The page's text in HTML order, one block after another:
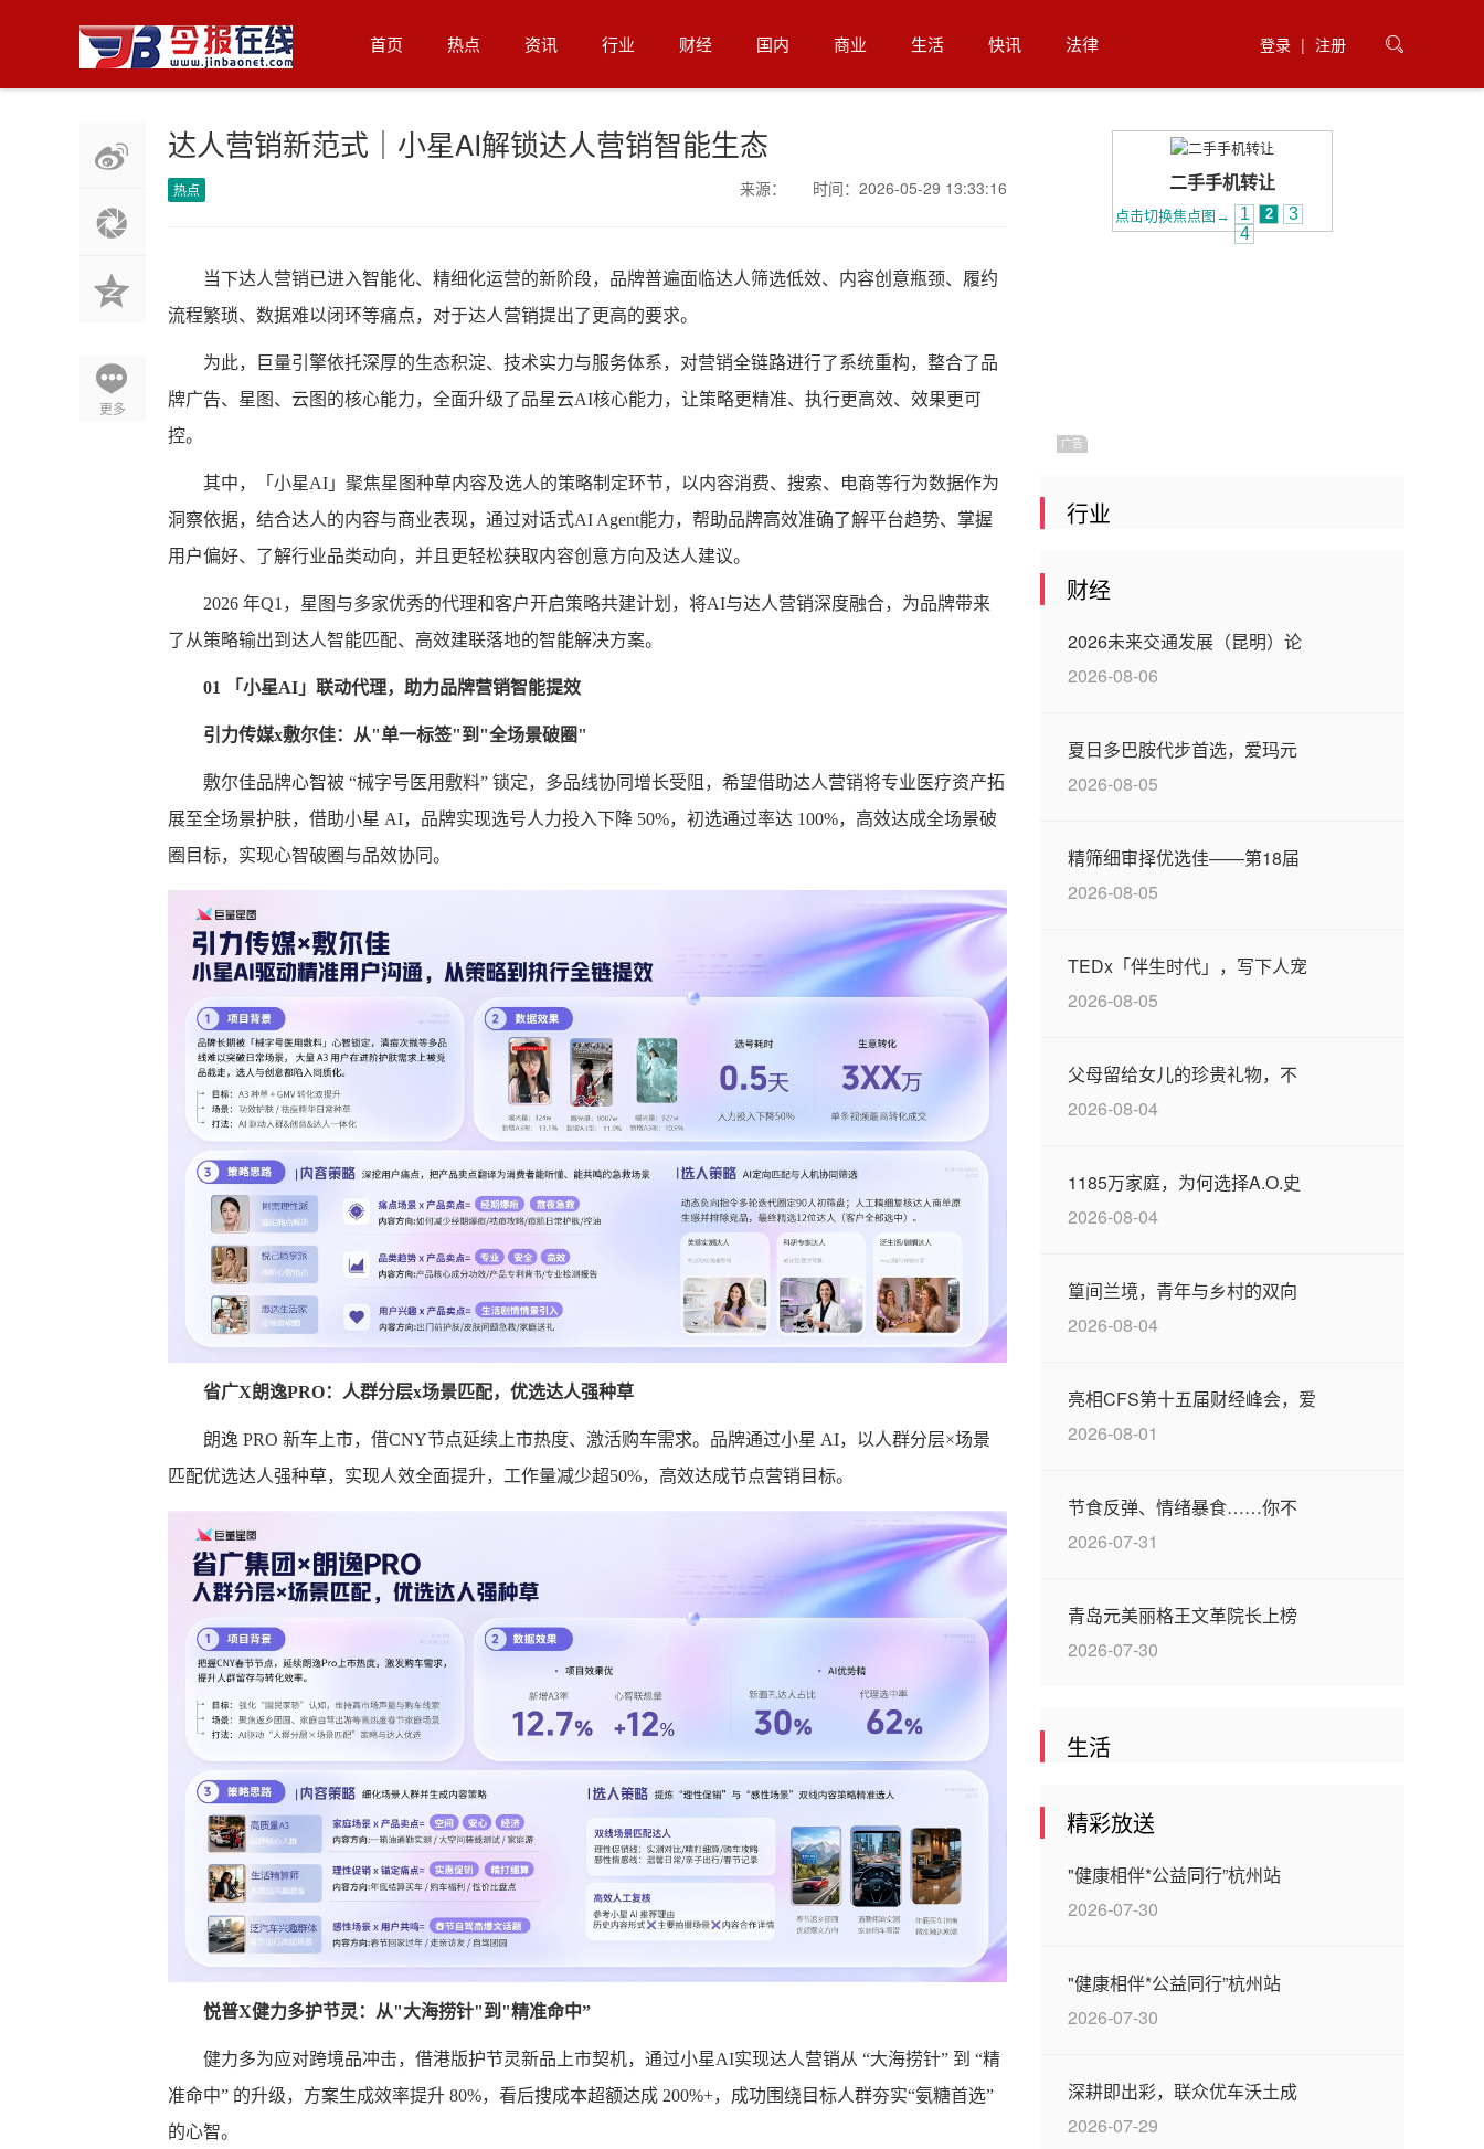

登录 | 注册
首页 热点 资讯 行业 财经 国内 商业 生活 快讯 法律
更多
达人营销新范式｜小星AI解锁达人营销智能生态
热点 来源： 时间：2026-05-29 13:33:16
当下达人营销已进入智能化、精细化运营的新阶段，品牌普遍面临达人筛选低效、内容创意瓶颈、履约
流程繁琐、数据难以闭环等痛点，对于达人营销提出了更高的要求。
为此，巨量引擎依托深厚的生态积淀、技术实力与服务体系，对营销全链路进行了系统重构，整合了品
牌广告、星图、云图的核心能力，全面升级了品星云AI核心能力，让策略更精准、执行更高效、效果更可
控。
其中，「小星AI」聚焦星图种草内容及选人的策略制定环节，以内容消费、搜索、电商等行为数据作为
洞察依据，结合达人的内容与商业表现，通过对话式AI Agent能力，帮助品牌高效准确了解平台趋势、掌握
用户偏好、了解行业品类动向，并且更轻松获取内容创意方向及达人建议。
2026 年Q1，星图与多家优秀的代理和客户开启策略共建计划，将AI与达人营销深度融合，为品牌带来
了从策略输出到达人智能匹配、高效建联落地的智能解决方案。
01 「小星AI 」联动代理，助力品牌营销智能提效
引力传媒x敷尔佳：从"单一标签"到 "全场景破圈"
敷尔佳品牌心智被 “械字号医用敷料” 锁定，多品线协同增长受阻，希望借助达人营销将专业医疗资产拓
展至全场景护肤，借助小星 AI，品牌实现选号人力投入下降 50%，初选通过率达 100%，高效达成全场景破
圈目标，实现心智破圈与品效协同。
省广X 朗逸PRO：人群分层x场景匹配，优选达人强种草
朗逸 PRO 新车上市，借CNY节点延续上市热度、激活购车需求。品牌通过小星 AI，以人群分层×场景
匹配优选达人强种草，实现人效全面提升，工作量减少超50%，高效达成节点营销目标。
悦普X健力多护节灵：从"大海捞针"到 "精准命中”
健力多为应对跨境品冲击，借港版护节灵新品上市契机，通过小星AI实现达人营销从 “大海捞针” 到 “精
准命中” 的升级，方案生成效率提升 80%，看后搜成本超额达成 200%+，成功围绕目标人群夯实“氨糖首选”
的心智。
行业
财经
2026未来交通发展（昆明）论
2026-08-06
夏日多巴胺代步首选，爱玛元
2026-08-05
精筛细审择优选佳——第18届
2026-08-05
TEDx「伴生时代」，写下人宠
2026-08-05
父母留给女儿的珍贵礼物，不
2026-08-04
1185万家庭，为何选择A.O.史
2026-08-04
篁间兰境，青年与乡村的双向
2026-08-04
亮相CFS第十五届财经峰会，爱
2026-08-01
节食反弹、情绪暴食……你不
2026-07-31
青岛元美丽格王文革院长上榜
2026-07-30
生活
精彩放送
"健康相伴*公益同行”杭州站
2026-07-30
"健康相伴*公益同行”杭州站
2026-07-30
深耕即出彩，联众优车沃土成
2026-07-29